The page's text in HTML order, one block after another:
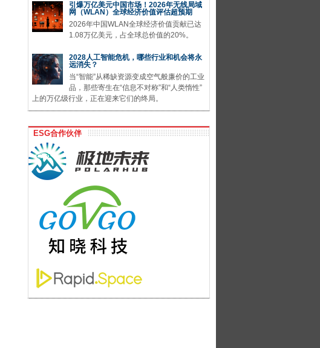
引爆万亿美元中国市场！2026年无线局域
网（WLAN）全球经济价值评估超预期
2026年中国WLAN全球经济价值贡献已达
1.08万亿美元，占全球总价值的20%。
2028人工智能危机，哪些行业和机会将永
远消失？
当“智能”从稀缺资源变成空气般廉价的工业
品，那些寄生在“信息不对称”和“人类惰性”
上的万亿级行业，正在迎来它们的终局。
ESG合作伙伴